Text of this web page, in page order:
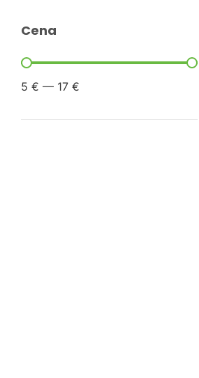
Cena
5 € — 17 €